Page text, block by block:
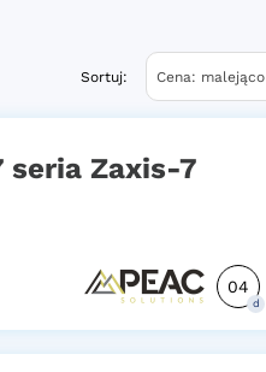
Sortuj: Cena: malejąco
seria Zaxis-7
04
d